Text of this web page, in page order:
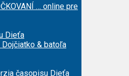
… online pre
Dieťa
& batoľa
časopisu Dieťa